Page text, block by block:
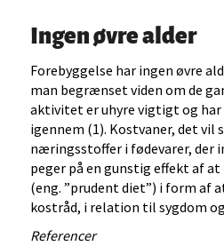
Ingen øvre alder
Forebyggelse har ingen øvre
man begrænset viden om de
aktivitet er uhyre vigtigt og
igennem (1). Kostvaner, det vil
næringsstoffer i fødevarer, der
peger på en gunstig effekt af
(eng. ”prudent diet”) i form af
kostråd, i relation til sygdom
Referencer